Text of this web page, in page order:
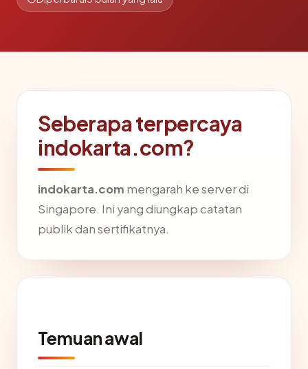
Seberapa terpercaya
indokarta.com?
indokarta.com mengarah ke server di
Singapore. Ini yang diungkap catatan
publik dan sertifikatnya.
Temuan awal